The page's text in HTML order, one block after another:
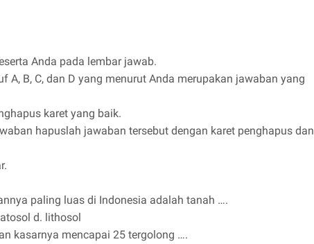
Anda pada lembar jawab.
A, B, C, dan D yang menurut Anda merupakan jawaban yang
karet yang baik.
hapuslah jawaban tersebut dengan karet penghapus dan
paling luas di Indonesia adalah tanah ….
d. lithosol
kasarnya mencapai 25 tergolong ….